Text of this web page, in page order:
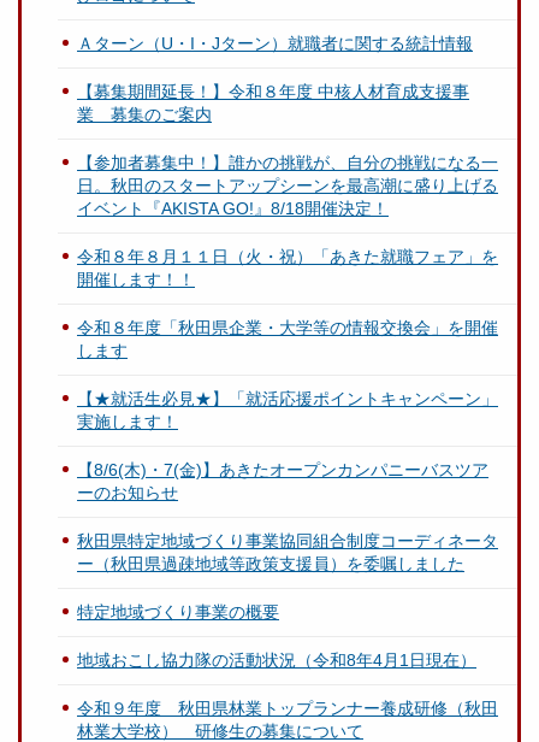
Ａターン（U・I・Jターン）就職者に関する統計情報
【募集期間延長！】令和８年度 中核人材育成支援事
業 募集のご案内
【参加者募集中！】誰かの挑戦が、自分の挑戦になる一
日。秋田のスタートアップシーンを最高潮に盛り上げる
イベント『AKISTA GO!』8/18開催決定！
令和８年８月１１日（火・祝）「あきた就職フェア」を
開催します！！
令和８年度「秋田県企業・大学等の情報交換会」を開催
します
【★就活生必見★】「就活応援ポイントキャンペーン」
実施します！
【8/6(木)・7(金)】あきたオープンカンパニーバスツア
ーのお知らせ
秋田県特定地域づくり事業協同組合制度コーディネータ
ー（秋田県過疎地域等政策支援員）を委嘱しました
特定地域づくり事業の概要
地域おこし協力隊の活動状況（令和8年4月1日現在）
令和９年度 秋田県林業トップランナー養成研修（秋田
林業大学校） 研修生の募集について